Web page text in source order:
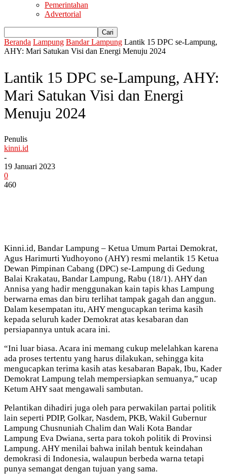
Pemerintahan
Advertorial
Beranda Lampung Bandar Lampung Lantik 15 DPC se-Lampung,
AHY: Mari Satukan Visi dan Energi Menuju 2024
Lantik 15 DPC se-Lampung, AHY:
Mari Satukan Visi dan Energi
Menuju 2024
Penulis
kinni.id
-
19 Januari 2023
0
460
Kinni.id, Bandar Lampung – Ketua Umum Partai Demokrat,
Agus Harimurti Yudhoyono (AHY) resmi melantik 15 Ketua
Dewan Pimpinan Cabang (DPC) se-Lampung di Gedung
Balai Krakatau, Bandar Lampung, Rabu (18/1). AHY dan
Annisa yang hadir menggunakan kain tapis khas Lampung
berwarna emas dan biru terlihat tampak gagah dan anggun.
Dalam kesempatan itu, AHY mengucapkan terima kasih
kepada seluruh kader Demokrat atas kesabaran dan
persiapannya untuk acara ini.
“Ini luar biasa. Acara ini memang cukup melelahkan karena
ada proses tertentu yang harus dilakukan, sehingga kita
mengucapkan terima kasih atas kesabaran Bapak, Ibu, Kader
Demokrat Lampung telah mempersiapkan semuanya,” ucap
Ketum AHY saat mengawali sambutan.
Pelantikan dihadiri juga oleh para perwakilan partai politik
lain seperti PDIP, Golkar, Nasdem, PKB, Wakil Gubernur
Lampung Chusnuniah Chalim dan Wali Kota Bandar
Lampung Eva Dwiana, serta para tokoh politik di Provinsi
Lampung. AHY menilai bahwa inilah bentuk keindahan
demokrasi di Indonesia, walaupun berbeda warna tetapi
punya semangat dengan tujuan yang sama.